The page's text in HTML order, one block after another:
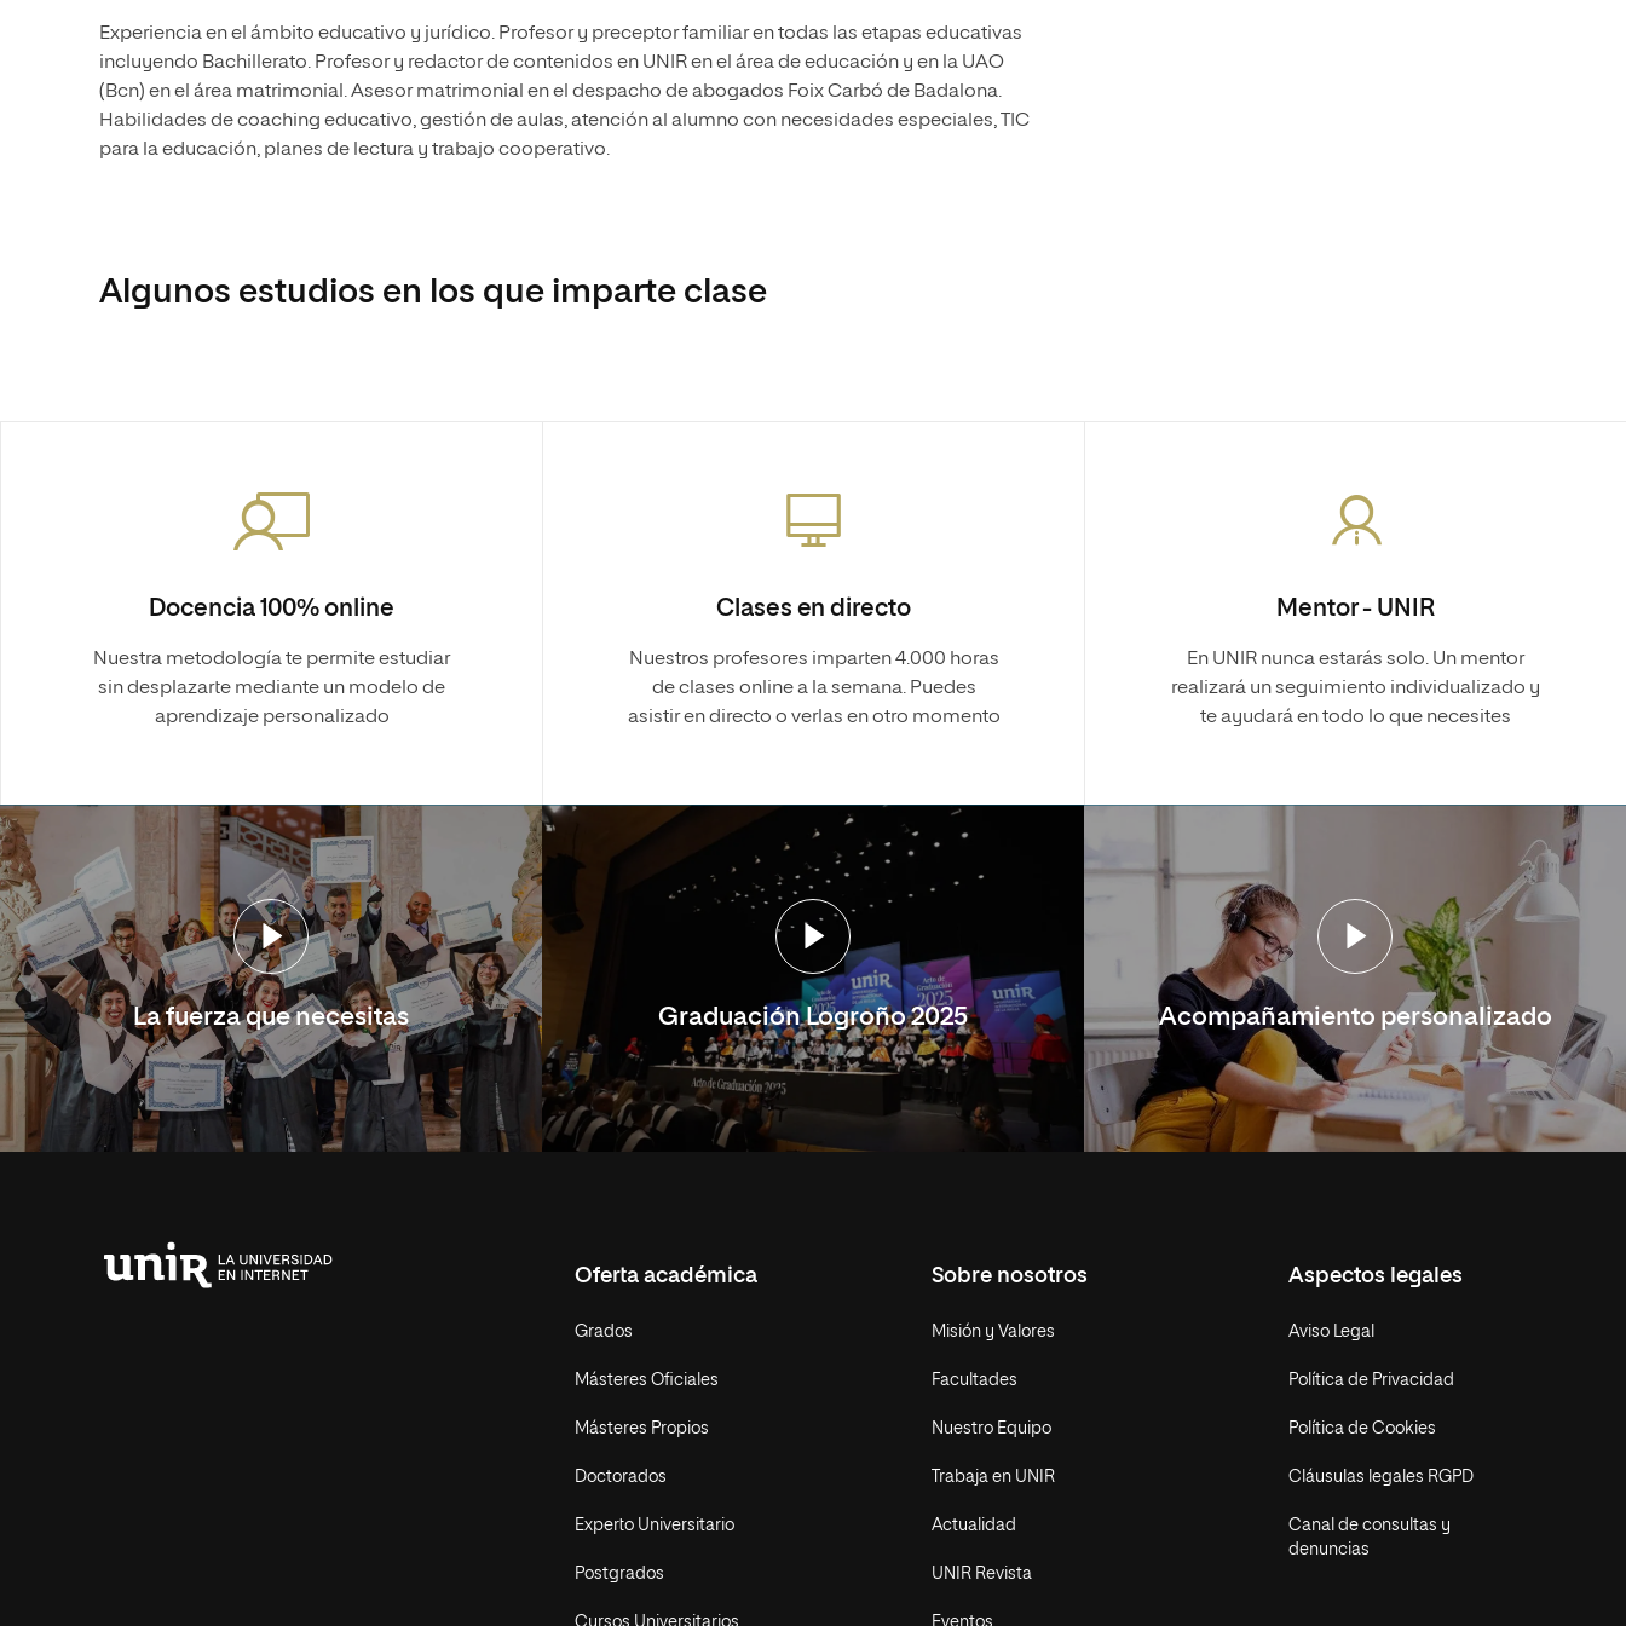
Experiencia en el ámbito educativo y jurídico. Profesor y preceptor familiar en todas las etapas educativas
incluyendo Bachillerato. Profesor y redactor de contenidos en UNIR en el área de educación y en la UAO
(Bcn) en el área matrimonial. Asesor matrimonial en el despacho de abogados Foix Carbó de Badalona.
Habilidades de coaching educativo, gestión de aulas, atención al alumno con necesidades especiales, TIC
para la educación, planes de lectura y trabajo cooperativo.
Algunos estudios en los que imparte clase
Docencia 100% online
Nuestra metodología te permite estudiar
sin desplazarte mediante un modelo de
aprendizaje personalizado
Clases en directo
Nuestros profesores imparten 4.000 horas
de clases online a la semana. Puedes
asistir en directo o verlas en otro momento
Mentor - UNIR
En UNIR nunca estarás solo. Un mentor
realizará un seguimiento individualizado y
te ayudará en todo lo que necesites
La fuerza que necesitas Graduación Logroño 2025 Acompañamiento personalizado
Oferta académica
Grados
Másteres Oficiales
Másteres Propios
Doctorados
Experto Universitario
Postgrados
Cursos Universitarios
Sobre nosotros
Misión y Valores
Facultades
Nuestro Equipo
Trabaja en UNIR
Actualidad
UNIR Revista
Eventos
Aspectos legales
Aviso Legal
Política de Privacidad
Política de Cookies
Cláusulas legales RGPD
Canal de consultas y
denuncias